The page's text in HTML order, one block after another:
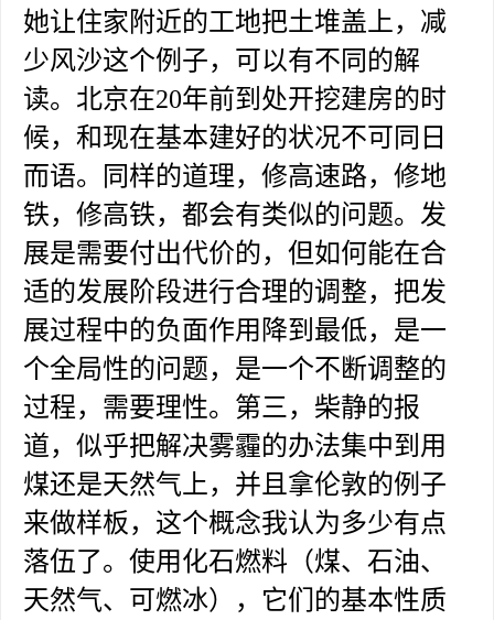
她让住家附近的工地把土堆盖上，减
少风沙这个例子，可以有不同的解
读。北京在20年前到处开挖建房的时
候，和现在基本建好的状况不可同日
而语。同样的道理，修高速路，修地
铁，修高铁，都会有类似的问题。发
展是需要付出代价的，但如何能在合
适的发展阶段进行合理的调整，把发
展过程中的负面作用降到最低，是一
个全局性的问题，是一个不断调整的
过程，需要理性。第三，柴静的报
道，似乎把解决雾霾的办法集中到用
煤还是天然气上，并且拿伦敦的例子
来做样板，这个概念我认为多少有点
落伍了。使用化石燃料（煤、石油、
天然气、可燃冰），它们的基本性质